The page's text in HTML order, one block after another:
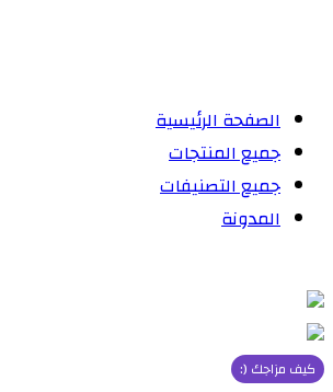
الصفحة الرئيسية
جميع المنتجات
جميع التصنيفات
المدونة
كيف مزاجك (: